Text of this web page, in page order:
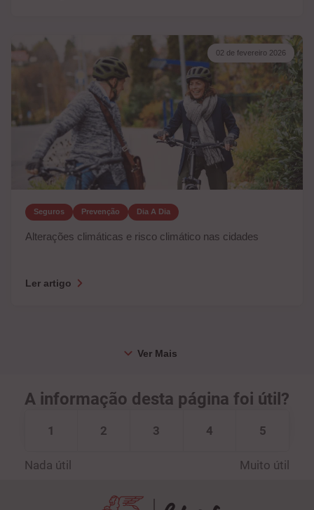
02 de fevereiro 2026
Seguros Prevenção Dia A Dia
Alterações climáticas e risco climático nas cidades
Ler artigo
A informação desta página foi útil?
Nada útil
1 2 3 4 5
Muito útil